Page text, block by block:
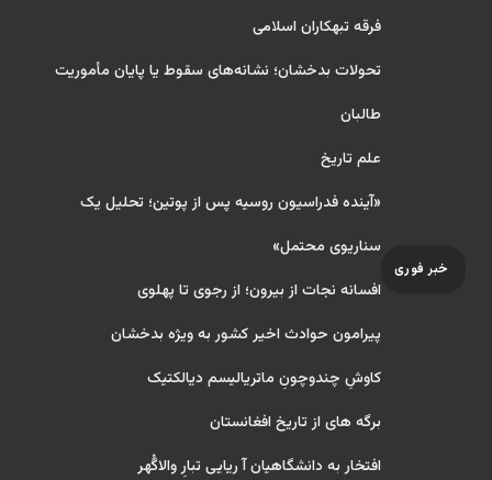
خبر فوری
فرقه تبهکاران اسلامی
تحولات بدخشان؛ نشانه‌های سقوط یا پایان مأموریت
طالبان
علم تاریخ
«آینده فدراسیون روسیه پس از پوتین؛ تحلیل یک
سناریوی محتمل»
افسانه نجات از بیرون؛ از رجوی تا پهلوی
پیرامون حوادث اخیر کشور به ویژه بدخشان
کاوشِ چندو‌چونِ ماتریالیسم دیالکتیک
برگه های از تاریخ افغانستان
افتخار به دانشگاهیان آ ریایی تبارِ والاگُهر